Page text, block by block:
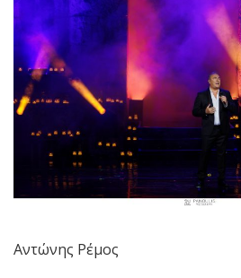
Αντώνης Ρέμος